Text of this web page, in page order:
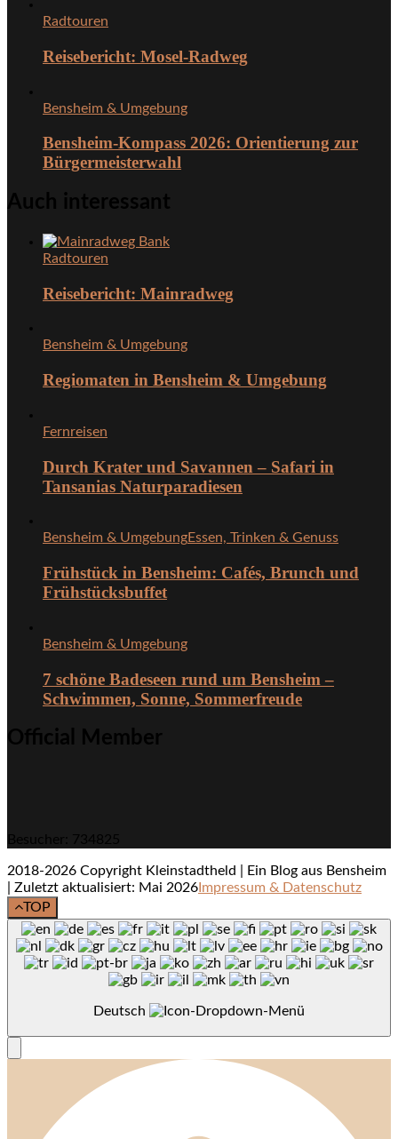
Radtouren
Reisebericht: Mosel-Radweg
Bensheim & Umgebung
Bensheim-Kompass 2026: Orientierung zur
Bürgermeisterwahl
Auch interessant
Radtouren
Reisebericht: Mainradweg
Bensheim & Umgebung
Regiomaten in Bensheim & Umgebung
Fernreisen
Durch Krater und Savannen – Safari in
Tansanias Naturparadiesen
Bensheim & UmgebungEssen, Trinken & Genuss
Frühstück in Bensheim: Cafés, Brunch und
Frühstücksbuffet
Bensheim & Umgebung
7 schöne Badeseen rund um Bensheim –
Schwimmen, Sonne, Sommerfreude
Official Member
Besucher: 734825
2018-2026 Copyright Kleinstadtheld | Ein Blog aus Bensheim
| Zuletzt aktualisiert: Mai 2026 Impressum & Datenschutz
TOP
Deutsch